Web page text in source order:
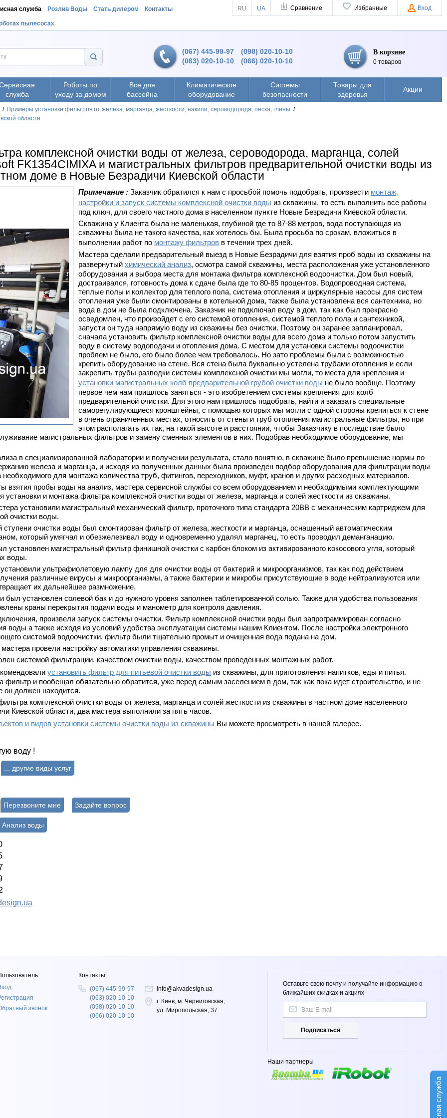
служба Розлив Воды Стать дилером Контакты
пылесосах
RU UA Сравнение Избранные Вход
(067) 445-99-97
(063) 020-10-10
(098) 020-10-10
(066) 020-10-10
В корзине
0 товаров
служба
Роботы по
уходу за домом
Все для
бассейна
Климатическое
оборудование
Системы
безопасности
Товары для
здоровья
Акции
/ Примеры установки фильтров от железа, марганца, жесткости, накипи, сероводорода, песка, глины /
области
комплексной очистки воды от железа, сероводорода, марганца, солей
FK1354CIMIXA и магистральных фильтров предварительной очистки воды из
доме в Новые Безрадичи Киевской области
Примечание : Заказчик обратился к нам с просьбой помочь подобрать, произвести монтаж,
настройки и запуск системы комплексной очистки воды из скважины, то есть выполнить все работы
под ключ, для своего частного дома в населенном пункте Новые Безрадичи Киевской области.
Скважина у Клиента была не маленькая, глубиной где то 87-88 метров, вода поступающая из
скважины была не такого качества, как хотелось бы. Была просьба по срокам, вложиться в
выполнении работ по монтажу фильтровв течении трех дней.
Мастера сделали предварительный выезд в Новые Безрадичи для взятия проб воды из скважины на
развернутый химический анализ, осмотра самой скважины, места расположения уже установленного
оборудования и выбора места для монтажа фильтра комплексной водоочистки. Дом был новый,
достраивался, готовность дома к сдаче была где то 80-85 процентов. Водопроводная система,
теплые полы и коллектор для теплого пола, система отопления и циркулярные насосы для систем
отопления уже были смонтированы в котельной дома, также была установлена вся сантехника, но
вода в дом не была подключена. Заказчик не подключал воду в дом, так как был прекрасно
осведомлен, что произойдет с его системой отопления, системой теплого пола и сантехникой,
запусти он туда напрямую воду из скважины без очистки. Поэтому он заранее запланировал,
сначала установить фильтр комплексной очистки воды для всего дома и только потом запустить
воду в систему водоподачи и отопления дома. С местом для установки системы водоочистки
проблем не было, его было более чем требовалось. Но зато проблемы были с возможностью
крепить оборудование на стене. Вся стена была буквально устелена трубами отопления и если
закрепить трубы разводки системы комплексной очистки мы могли, то места для крепления и
установки магистральных колб предварительной грубой очистки воды не было вообще. Поэтому
первое чем нам пришлось заняться - это изобретением системы крепления для колб
предварительной очистки. Для этого нам пришлось подобрать, найти и заказать специальные
саморегулирующиеся кронштейны, с помощью которых мы могли с одной стороны крепиться к стене
в очень ограниченных местах, относить от стены и труб отопления магистральные фильтры, но при
этом располагать их так, на такой высоте и расстоянии, чтобы Заказчику в последствие было
магистральных фильтров и замену сменных элементов в них. Подобрав необходимое оборудование, мы
в специализированной лаборатории и получении результата, стало понятно, в скважине было превышение нормы по
железа и марганца, и исходя из полученных данных была произведен подбор оборудования для фильтрации воды
необходимого для монтажа количества труб, фитингов, переходников, муфт, кранов и других расходных материалов.
взятия пробы воды на анализ, мастера сервисной службы со всем оборудованием и необходимыми комплектующими
установки и монтажа фильтра комплексной очистки воды от железа, марганца и солей жесткости из скважины.
установили магистральный механический фильтр, проточного типа стандарта 20BB с механическим картриджем для
очистки воды.
ступени очистки воды был смонтирован фильтр от железа, жесткости и марганца, оснащенный автоматическим
который умягчал и обезжелезивал воду и одновременно удалял марганец, то есть проводил деманганацию.
установлен магистральный фильтр финишной очистки с карбон блоком из активированного кокосового угля, который
воды.
ультрафиолетовую лампу для для очистки воды от бактерий и микроорганизмов, так как под действием
различные вирусы и микроорганизмы, а также бактерии и микробы присутствующие в воде нейтрализуются или
их дальнейшее размножение.
был установлен солевой бак и до нужного уровня заполнен таблетированной солью. Также для удобства пользования
краны перекрытия подачи воды и манометр для контроля давления.
произвели запуск системы очистки. Фильтр комплексной очистки воды был запрограммирован согласно
воды а также исходя из условий удобства эксплуатации системы нашим Клиентом. После настройки электронного
системой водоочистки, фильтр были тщательно промыт и очищенная вода подана на дом.
провели настройку автоматики управления скважины.
системой фильтрации, качеством очистки воды, качеством проведенных монтажных работ.
установить фильтр для питьевой очистки воды из скважины, для приготовления напитков, еды и питья.
фильтр и пообещал обязательно обратится, уже перед самым заселением в дом, так как пока идет строительство, и не
он должен находится.
комплексной очистки воды от железа, марганца и солей жесткости из скважины в частном доме населенного
Киевской области, два мастера выполнили за пять часов.
и видов установки системы очистки воды из скважины Вы можете просмотреть в нашей галерее.
воду !
... другие виды услуг
Перезвоните мне Задайте вопрос
Анализ воды
звонок
Контакты
(067) 445-99-97
(063) 020-10-10
(098) 020-10-10
(066) 020-10-10
info@akvadesign.ua
г. Киев, м. Черниговская,
ул. Миропольская, 37
Оставьте свою почту и получайте информацию о
ближайших скидках и акциях
Подписаться
Наши партнеры